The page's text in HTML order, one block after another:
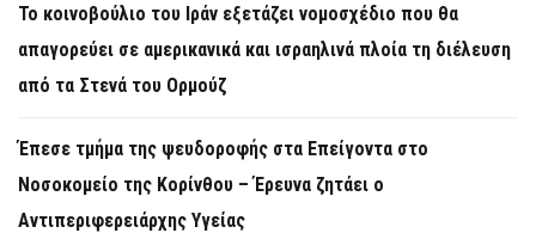
Το κοινοβούλιο του Ιράν εξετάζει νομοσχέδιο που θα
απαγορεύει σε αμερικανικά και ισραηλινά πλοία τη διέλευση
από τα Στενά του Ορμούζ
Έπεσε τμήμα της ψευδοροφής στα Επείγοντα στο
Νοσοκομείο της Κορίνθου – Έρευνα ζητάει ο
Αντιπεριφερειάρχης Υγείας